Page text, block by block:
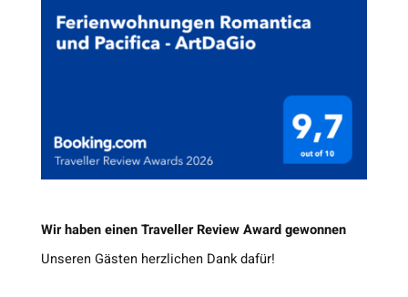
Wir haben einen Traveller Review Award gewonnen
Unseren Gästen herzlichen Dank dafür!